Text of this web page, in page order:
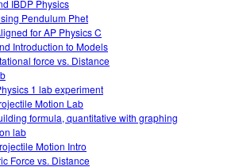
IBDP Physics
Pendulum Phet
for AP Physics C
Introduction to Models
force vs. Distance
1 lab experiment
Motion Lab
formula, quantitative with graphing
lab
Motion Intro
Force vs. Distance